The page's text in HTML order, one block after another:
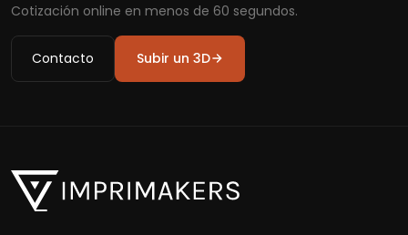
Cotización online en menos de 60 segundos.
Contacto Subir un 3D